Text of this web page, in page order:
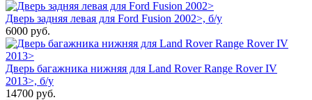
Дверь задняя левая для Ford Fusion 2002>, б/у
6000 руб.
Дверь багажника нижняя для Land Rover Range Rover IV
2013>, б/у
14700 руб.